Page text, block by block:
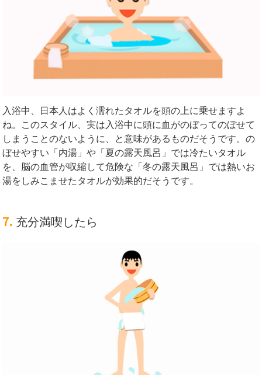
入浴中、日本人はよく濡れたタオルを頭の上に乗せますよ
ね。このスタイル、実は入浴中に頭に血がのぼってのぼせて
しまうことのないように、と意味があるものだそうです。の
ぼせやすい「内湯」や「夏の露天風呂」では冷たいタオル
を、脳の血管が収縮して危険な「冬の露天風呂」では熱いお
湯をしみこませたタオルが効果的だそうです。
7. 充分満喫したら